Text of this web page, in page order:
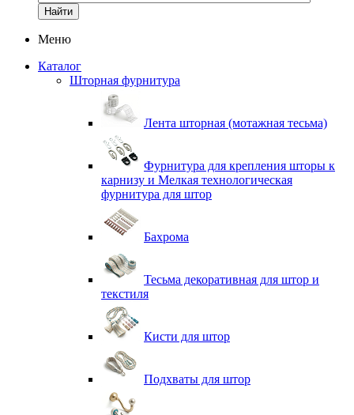
Найти
Меню
Каталог
Шторная фурнитура
Лента шторная (мотажная тесьма)
Фурнитура для крепления шторы к
карнизу и Мелкая технологическая
фурнитура для штор
Бахрома
Тесьма декоративная для штор и
текстиля
Кисти для штор
Подхваты для штор